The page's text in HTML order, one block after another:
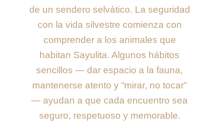
de un sendero selvático. La seguridad
con la vida silvestre comienza con
comprender a los animales que
habitan Sayulita. Algunos hábitos
sencillos — dar espacio a la fauna,
mantenerse atento y “mirar, no tocar”
— ayudan a que cada encuentro sea
seguro, respetuoso y memorable.